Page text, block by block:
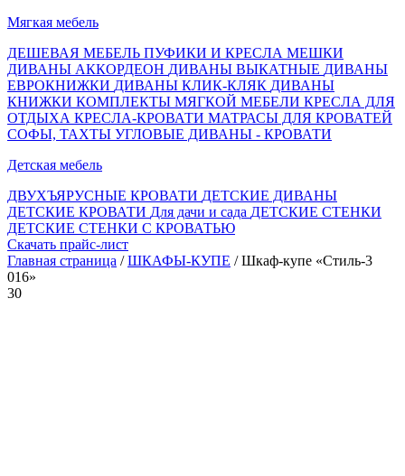
Мягкая мебель
ДЕШЕВАЯ МЕБЕЛЬ ПУФИКИ И КРЕСЛА МЕШКИ
ДИВАНЫ АККОРДЕОН ДИВАНЫ ВЫКАТНЫЕ ДИВАНЫ
ЕВРОКНИЖКИ ДИВАНЫ КЛИК-КЛЯК ДИВАНЫ
КНИЖКИ КОМПЛЕКТЫ МЯГКОЙ МЕБЕЛИ КРЕСЛА ДЛЯ
ОТДЫХА КРЕСЛА-КРОВАТИ МАТРАСЫ ДЛЯ КРОВАТЕЙ
СОФЫ, ТАХТЫ УГЛОВЫЕ ДИВАНЫ - КРОВАТИ
Детская мебель
ДВУХЪЯРУСНЫЕ КРОВАТИ ДЕТСКИЕ ДИВАНЫ
ДЕТСКИЕ КРОВАТИ Для дачи и сада ДЕТСКИЕ СТЕНКИ
ДЕТСКИЕ СТЕНКИ С КРОВАТЬЮ
Скачать прайс-лист
Главная страница /ШКАФЫ-КУПЕ / Шкаф-купе «Стиль-3
016»
30